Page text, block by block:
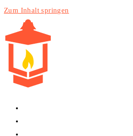
Zum Inhalt springen